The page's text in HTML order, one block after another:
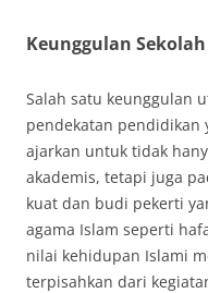
Keunggulan
Salah satu keunggulan
pendekatan pendidikan
ajarkan untuk tidak
akademis, tetapi juga
kuat dan budi pekerti
agama Islam seperti
nilai kehidupan Islami
terpisahkan dari